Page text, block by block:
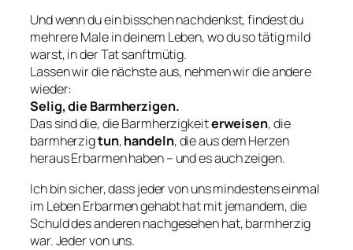
Und wenn du ein bisschen nachdenkst, findest du
mehrere Male in deinem Leben, wo du so tätig mild
warst, in der Tat sanftmütig.
Lassen wir die nächste aus, nehmen wir die andere
wieder:
Selig, die Barmherzigen.
Das sind die, die Barmherzigkeiterweisen, die
barmherzigtun,handeln, die aus dem Herzen
heraus Erbarmen haben – und es auch zeigen.
Ich bin sicher, dass jeder von uns mindestens einmal
im Leben Erbarmen gehabt hat mit jemandem, die
Schuld des anderen nachgesehen hat, barmherzig
war. Jeder von uns.